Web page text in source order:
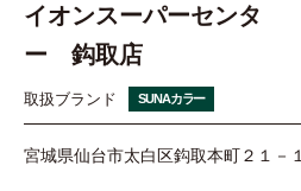
イオンスーパーセンタ
ー 鈎取店
取扱ブランド SUNAカラー
宮城県仙台市太白区鈎取本町２１－１